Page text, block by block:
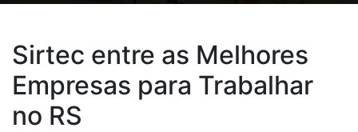
Sirtec entre as Melhores
Empresas para Trabalhar
no RS